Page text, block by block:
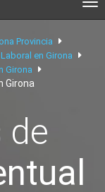
Provincia
en Girona
Girona
Girona
de